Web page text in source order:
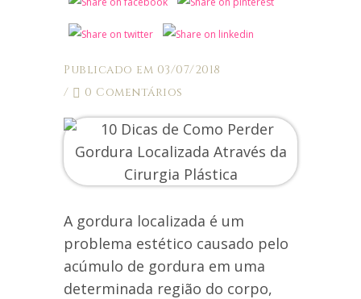
Publicado em 03/07/2018
/
0 Comentários
A gordura localizada é um
problema estético causado pelo
acúmulo de gordura em uma
determinada região do corpo,